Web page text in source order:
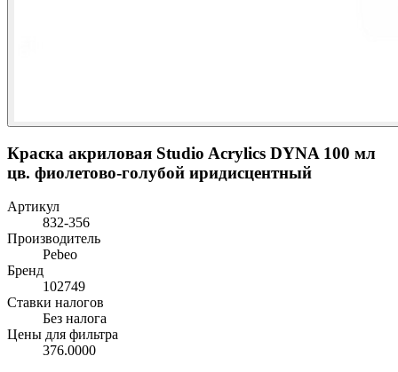
Краска акриловая Studio Acrylics DYNA 100 мл
цв. фиолетово-голубой иридисцентный
Артикул
832-356
Производитель
Pebeo
Бренд
102749
Ставки налогов
Без налога
Цены для фильтра
376.0000